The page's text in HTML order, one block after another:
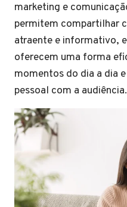
marketing e
permitem compartilhar
atraente e informativo,
oferecem uma forma
momentos do dia a dia
pessoal com a audiência.